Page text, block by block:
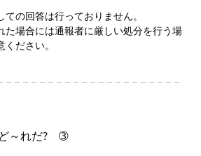
の回答は行っておりません。
場合には通報者に厳しい処分を行う場
ださい。
～れだ? ➂